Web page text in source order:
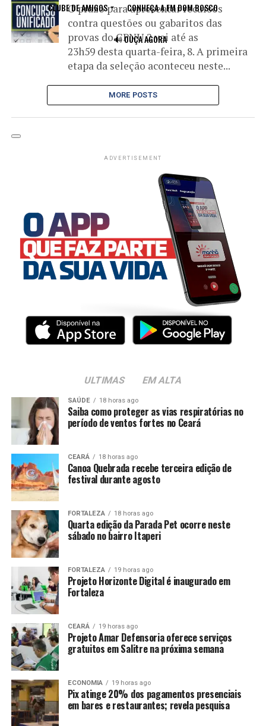
CLUBE DE AMIGOS CONHEÇA A FM DOM BOSCO
🔊 OUÇA AGORA
O prazo para apresentar recursos
contra questões ou gabaritos das
provas do CPNU 2 vai até as
23h59 desta quarta-feira, 8. A primeira
etapa da seleção aconteceu neste...
MORE POSTS
ADVERTISEMENT
ULTIMAS EM ALTA
SAÚDE 18 horas ago
Saiba como proteger as vias respiratórias no
período de ventos fortes no Ceará
CEARÁ 18 horas ago
Canoa Quebrada recebe terceira edição de
festival durante agosto
FORTALEZA 18 horas ago
Quarta edição da Parada Pet ocorre neste
sábado no bairro Itaperi
FORTALEZA 19 horas ago
Projeto Horizonte Digital é inaugurado em
Fortaleza
CEARÁ 19 horas ago
Projeto Amar Defensoria oferece serviços
gratuitos em Salitre na próxima semana
ECONOMIA 19 horas ago
Pix atinge 20% dos pagamentos presenciais
em bares e restaurantes; revela pesquisa